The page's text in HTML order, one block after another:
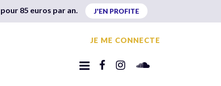
85 euros par an. J'EN PROFITE
JE ME CONNECTE